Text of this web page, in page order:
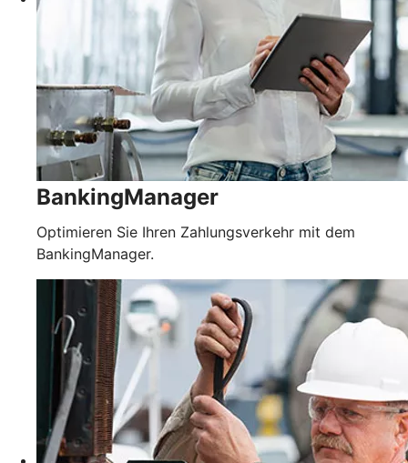
BankingManager
Optimieren Sie Ihren Zahlungsverkehr mit dem
BankingManager.